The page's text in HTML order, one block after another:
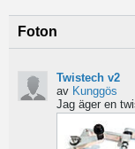
Foton
Twistech v2
av Kunggös